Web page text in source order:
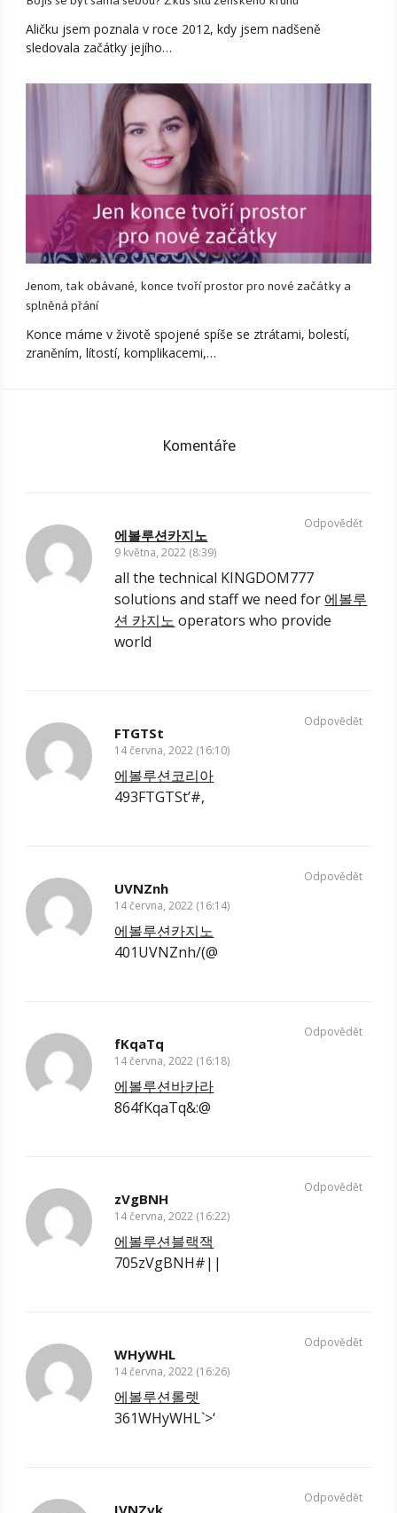
Aličku jsem poznala v roce 2012, kdy jsem nadšeně
sledovala začátky jejího…
Jenom, tak obávané, konce tvoří prostor pro nové začátky a
splněná přání
Konce máme v životě spojené spíše se ztrátami, bolestí,
zraněním, lítostí, komplikacemi,…
Komentáře
에볼루션카지노
9 května, 2022 (8:39)
all the technical KINGDOM777
solutions and staff we need for 에볼루
션 카지노 operators who provide
world
Odpovědět
FTGTSt
14 června, 2022 (16:10)
에볼루션코리아
493FTGTSt’#,
Odpovědět
UVNZnh
14 června, 2022 (16:14)
에볼루션카지노
401UVNZnh/(@
Odpovědět
fKqaTq
14 června, 2022 (16:18)
에볼루션바카라
864fKqaTq&:@
Odpovědět
zVgBNH
14 června, 2022 (16:22)
에볼루션블랙잭
705zVgBNH#||
Odpovědět
WHyWHL
14 června, 2022 (16:26)
에볼루션롤렛
361WHyWHL`>‘
Odpovědět
Odpovědět